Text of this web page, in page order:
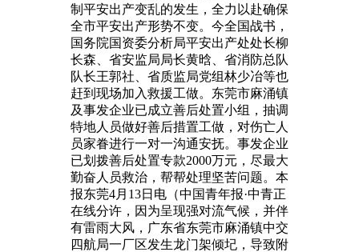
制平安出产变乱的发生，全力以赴确保
全市平安出产形势不变。今全国战书，
国务院国资委分析局平安出产处处长柳
长森、省安监局局长黄晗、省消防总队
队长王郭社、省质监局党组林少冶等也
赶到现场加入救援工做。东莞市麻涌镇
及事发企业已成立善后处置小组，抽调
特地人员做好善后措置工做，对伤亡人
员家眷进行一对一沟通安抚。事发企业
已划拨善后处置专款2000万元，尽最大
勤奋人员救治，帮帮处理坚苦问题。本
报东莞4月13日电（中国青年报·中青正
在线分许，因为呈现强对流气候，并伴
有雷雨大风，广东省东莞市麻涌镇中交
四航局一厂区发生龙门架倾圮，导致附